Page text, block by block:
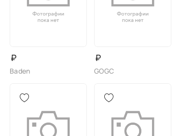
₽
Baden
₽
GOGC